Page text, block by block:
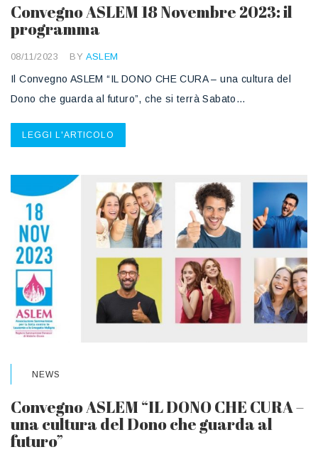
Convegno ASLEM 18 Novembre 2023: il
programma
08/11/2023 BY ASLEM
Il Convegno ASLEM “IL DONO CHE CURA – una cultura del
Dono che guarda al futuro”, che si terrà Sabato…
LEGGI L'ARTICOLO
NEWS
Convegno ASLEM “IL DONO CHE CURA –
una cultura del Dono che guarda al
futuro”